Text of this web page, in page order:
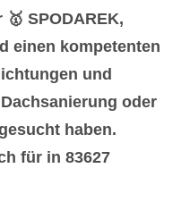
SPODAREK,
einen kompetenten
und
oder
haben.
für in 83627